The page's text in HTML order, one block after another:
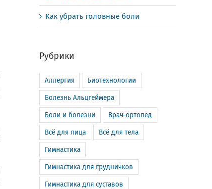
Как убрать головные боли
Рубрики
Аллергия Биотехнологии
Болезнь Альцгеймера
Боли и болезни Врач-ортопед
Всё для лица Всё для тела
Гимнастика
Гимнастика для грудничков
Гимнастика для суставов